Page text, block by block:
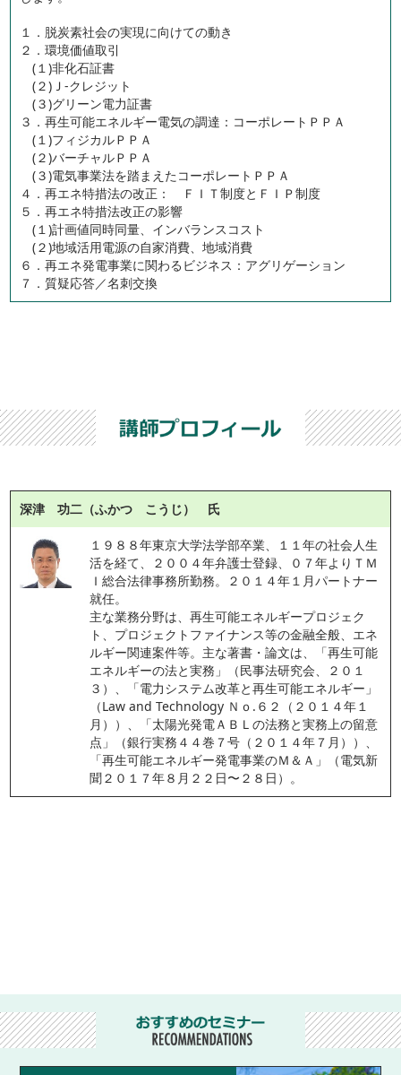
１．脱炭素社会の実現に向けての動き
２．環境価値取引
(１)非化石証書
(２)Ｊ-クレジット
(３)グリーン電力証書
３．再生可能エネルギー電気の調達：コーポレートＰＰＡ
(１)フィジカルＰＰＡ
(２)バーチャルＰＰＡ
(３)電気事業法を踏まえたコーポレートＰＰＡ
４．再エネ特措法の改正： ＦＩＴ制度とＦＩＰ制度
５．再エネ特措法改正の影響
(１)計画値同時同量、インバランスコスト
(２)地域活用電源の自家消費、地域消費
６．再エネ発電事業に関わるビジネス：アグリゲーション
７．質疑応答／名刺交換
深津 功二（ふかつ こうじ） 氏
１９８８年東京大学法学部卒業、１１年の社会人生
活を経て、２００４年弁護士登録、０７年よりＴＭ
Ｉ総合法律事務所勤務。２０１４年１月パートナー
就任。
主な業務分野は、再生可能エネルギープロジェク
ト、プロジェクトファイナンス等の金融全般、エネ
ルギー関連案件等。主な著書・論文は、「再生可能
エネルギーの法と実務」（民事法研究会、２０１
３）、「電力システム改革と再生可能エネルギー」
（Law and Technology Ｎｏ.６２（２０１４年１
月））、「太陽光発電ＡＢＬの法務と実務上の留意
点」（銀行実務４４巻７号（２０１４年７月））、
「再生可能エネルギー発電事業のＭ＆Ａ」（電気新
聞２０１７年８月２２日〜２８日）。